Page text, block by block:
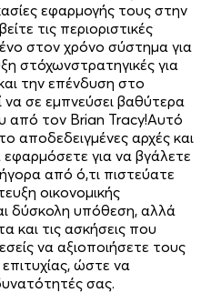
εφαρμογής τους στην
τις περιοριστικές
στον χρόνο σύστημα για
στόχωνστρατηγικές για
την επένδυση στο
να σε εμπνεύσει βαθύτερα
από τον Brian Tracy!Αυτό
αποδεδειγμένες αρχές και
για να βγάλετε
από ό,τι πιστεύατε
οικονομικής
δύσκολη υπόθεση, αλλά
και τις ασκήσεις που
να αξιοποιήσετε τους
ώστε να
σας.